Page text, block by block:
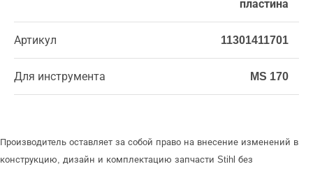
пластина
Артикул 11301411701
Для инструмента MS 170
Производитель оставляет за собой право на внесение изменений в
конструкцию, дизайн и комплектацию запчасти Stihl без